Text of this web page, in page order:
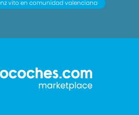
vito en comunidad valenciana